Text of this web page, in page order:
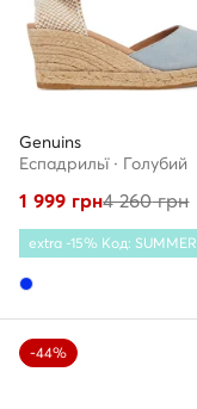
Genuins
Еспадрильї · Голубий
1 999 грн4 260грн
extra -15% Код: SUMMER
-44%